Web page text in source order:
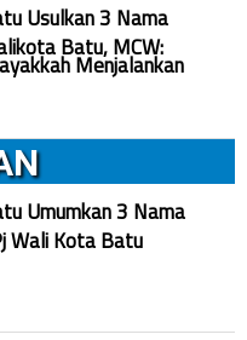
Usulkan 3 Nama
Batu, MCW:
Menjalankan
Umumkan 3 Nama
Wali Kota Batu